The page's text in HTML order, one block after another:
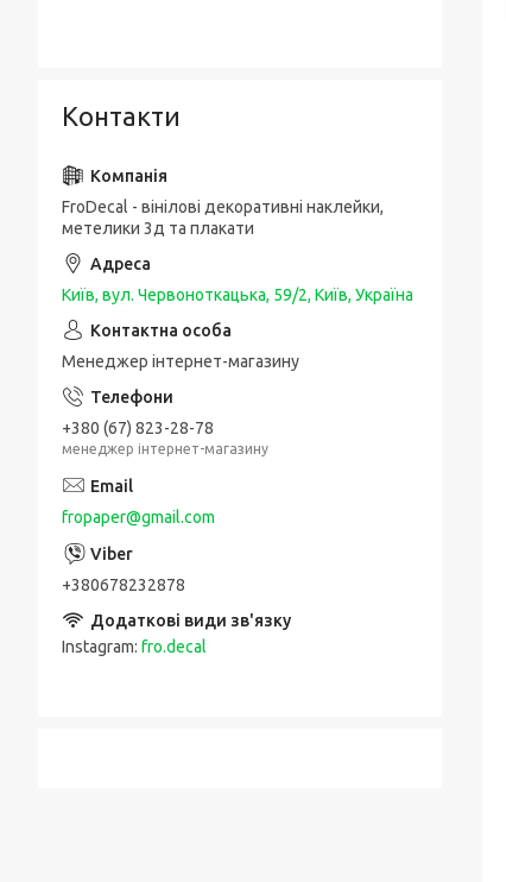
Контакти
FroDecal - вінілові декоративні наклейки,
метелики 3д та плакати
Київ, вул. Червоноткацька, 59/2, Київ, Україна
Менеджер інтернет-магазину
+380 (67) 823-28-78
менеджер інтернет-магазину
fropaper@gmail.com
+380678232878
Instagram fro.decal